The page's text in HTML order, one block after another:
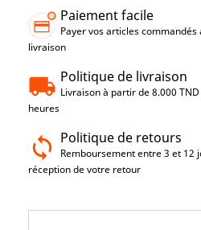
Paiement facile
Payer vos articles
livraison
Politique de livraison
Livraison à partir de 8.000
heures
Politique de retours
Remboursement entre 3 et 12
réception de votre retour